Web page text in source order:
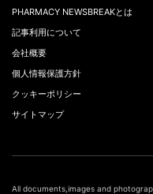
PHARMACY NEWSBREAKとは
記事利用について
会社概要
個人情報保護方針
クッキーポリシー
サイトマップ
All documents,images and